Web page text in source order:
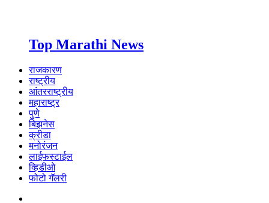
Top Marathi News
राजकारण
राष्ट्रीय
आंतरराष्ट्रीय
महाराष्ट्र
पुणे
बिझनेस
क्रीडा
मनोरंजन
लाईफस्टाईल
व्हिडीओ
फोटो गॅलरी